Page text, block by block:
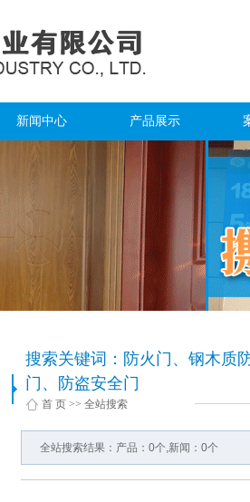
新闻中心
公司新闻
行业新闻
产品展示
室内套装门
防火门
钢木质防火门
防火窗
防火卷帘门
防盗安全门
钢质隔热防火门
搜索关键词：防火门、钢木质
门、防盗安全门
首 页 >> 全站搜索
全站搜索结果：产品：0个,新闻：0个